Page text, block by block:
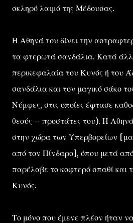
σκληρό λαιμό της Μέδουσας.
Η Αθηνά του δίνει την
τα φτερωτά σανδάλια. Κατά
περικεφαλαία του Κυνός ή του
σανδάλια και τον μαγικό σάκο
Νύμφες, στις οποίες έφτασε
θεούς – προστάτες του). Η
στην χώρα των Υπερβορείων
από τον Πίνδαρο], όπου μετά
παρέλαβε το κοφτερό σπαθί και
Κυνός.
Το μόνο που έμενε πλέον ήταν